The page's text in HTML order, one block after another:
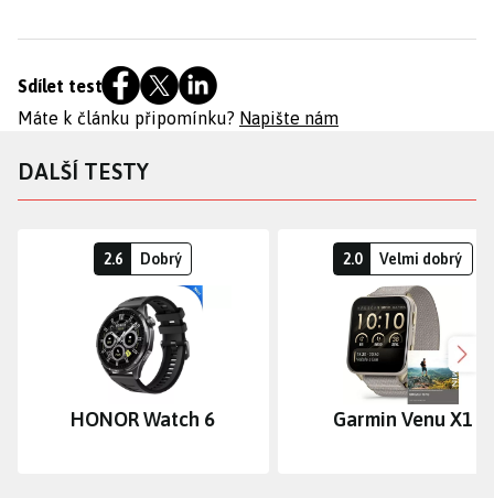
Sdílet test
Máte k článku připomínku? Napište nám
DALŠÍ TESTY
2.6 Dobrý
HONOR Watch 6
2.0 Velmi dobrý
Garmin Venu X1